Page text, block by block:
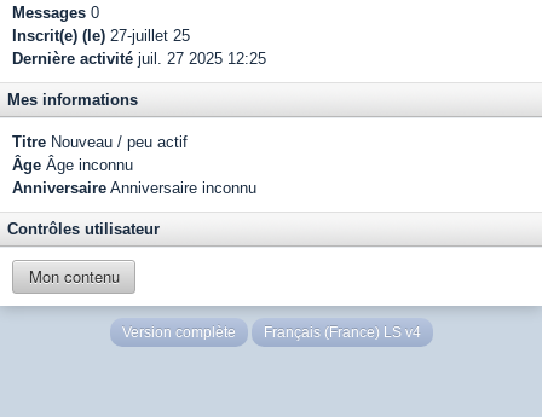
Messages 0
Inscrit(e) (le) 27-juillet 25
Dernière activité juil. 27 2025 12:25
Mes informations
Titre Nouveau / peu actif
Âge Âge inconnu
Anniversaire Anniversaire inconnu
Contrôles utilisateur
Mon contenu
Version complète Français (France) LS v4